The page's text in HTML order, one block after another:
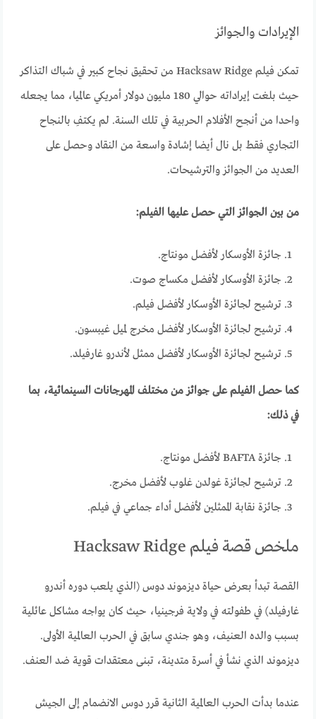
الإيرادات والجوائز
تمكن فيلم Hacksaw Ridge من تحقيق نجاح كبير في شباك التذاكر
حيث بلغت إيراداته حوالي 180 مليون دولار أمريكي عالميا، مما يجعله
واحدا من أنجح الأفلام الحربية في تلك السنة. لم يكتفِ بالنجاح
التجاري فقط بل نال أيضا إشادة واسعة من النقاد وحصل على
العديد من الجوائز والترشيحات.
من بين الجوائز التي حصل عليها الفيلم:
جائزة الأوسكار لأفضل مونتاج.
جائزة الأوسكار لأفضل مكساج صوت.
ترشيح لجائزة الأوسكار لأفضل فيلم.
ترشيح لجائزة الأوسكار لأفضل مخرج لميل غيبسون.
ترشيح لجائزة الأوسكار لأفضل ممثل لأندرو غارفيلد.
كما حصل الفيلم على جوائز من مختلف المهرجانات السينمائية، بما
في ذلك:
جائزة BAFTA لأفضل مونتاج.
ترشيح لجائزة غولدن غلوب لأفضل مخرج.
جائزة نقابة الممثلين لأفضل أداء جماعي في فيلم.
ملخص قصة فيلم Hacksaw Ridge
القصة تبدأ بعرض حياة ديزموند دوس (الذي يلعب دوره أندرو
غارفيلد) في طفولته في ولاية فرجينيا، حيث كان يواجه مشاكل عائلية
بسبب والده العنيف، وهو جندي سابق في الحرب العالمية الأولى.
ديزموند الذي نشأ في أسرة متدينة، تبنى معتقدات قوية ضد العنف.
عندما بدأت الحرب العالمية الثانية قرر دوس الانضمام إلى الجيش